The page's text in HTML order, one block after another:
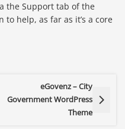
the Support tab of the
to help, as far as it’s a core
eGovenz – City
Government WordPress
Theme